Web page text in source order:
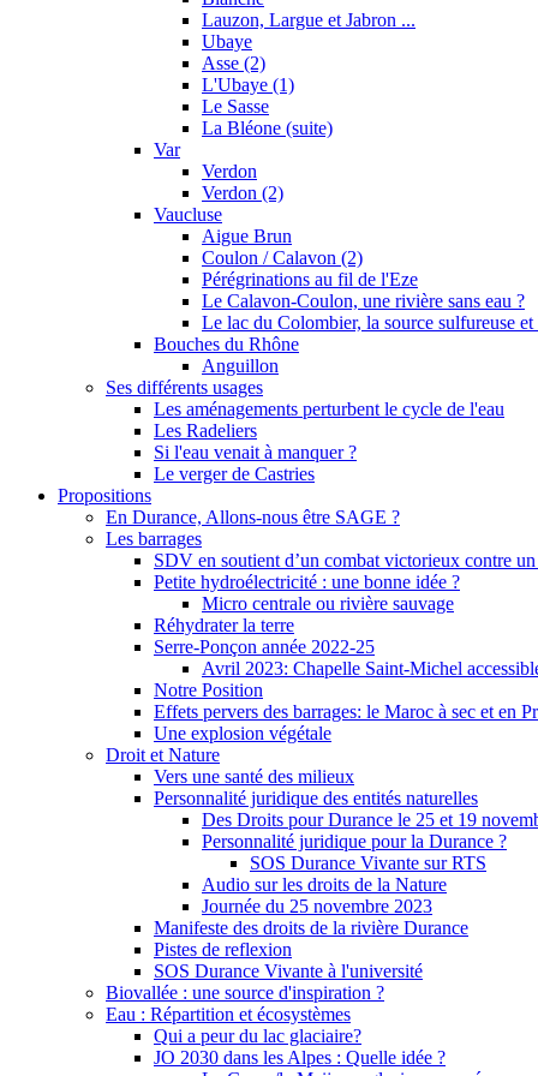
Lauzon, Largue et Jabron ...
Ubaye
Asse (2)
L'Ubaye (1)
Le Sasse
La Bléone (suite)
Var
Verdon
Verdon (2)
Vaucluse
Aigue Brun
Coulon / Calavon (2)
Pérégrinations au fil de l'Eze
Le Calavon-Coulon, une rivière sans eau ?
Le lac du Colombier, la source sulfureuse
Bouches du Rhône
Anguillon
Ses différents usages
Les aménagements perturbent le cycle de l'eau
Les Radeliers
Si l'eau venait à manquer ?
Le verger de Castries
Propositions
En Durance, Allons-nous être SAGE ?
Les barrages
SDV en soutient d’un combat victorieux contre un
Petite hydroélectricité : une bonne idée ?
Micro centrale ou rivière sauvage
Réhydrater la terre
Serre-Ponçon année 2022-25
Avril 2023: Chapelle Saint-Michel
Notre Position
Effets pervers des barrages: le Maroc à sec et en
Une explosion végétale
Droit et Nature
Vers une santé des milieux
Personnalité juridique des entités naturelles
Des Droits pour Durance le 25 et 19
Personnalité juridique pour la Durance ?
SOS Durance Vivante sur RTS
Audio sur les droits de la Nature
Journée du 25 novembre 2023
Manifeste des droits de la rivière Durance
Pistes de reflexion
SOS Durance Vivante à l'université
Biovallée : une source d'inspiration ?
Eau : Répartition et écosystèmes
Qui a peur du lac glaciaire?
JO 2030 dans les Alpes : Quelle idée ?